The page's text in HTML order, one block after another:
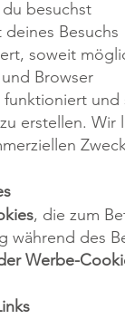
besuchst
Besuchs
soweit
Browser
erstellen. Wir
, die zum
während des
Werbe-